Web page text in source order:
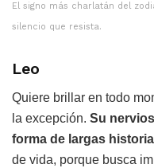
El signo más charlatán del
silencio que resista.
Leo
Quiere brillar en todo
la excepción. Su
forma de largas
de vida, porque busca